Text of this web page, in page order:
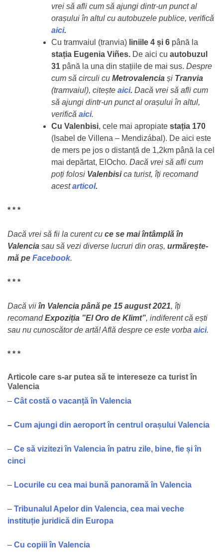
vrei să afli cum să ajungi dintr-un punct al
orașului în altul cu autobuzele publice, verifică
aici.
Cu tramvaiul (tranvia) liniile 4 și 6 până la
stația Eugenia Viñes. De aici cu autobuzul
31 până la una din stațiile de mai sus. Despre
cum să circuli cu Metrovalencia și Tranvia
(tramvaiul), citește aici. Dacă vrei să afli cum
să ajungi dintr-un punct al orașului în altul,
verifică aici.
Cu Valenbisi, cele mai apropiate stația 170
(Isabel de Villena – Mendizábal). De aici este
de mers pe jos o distanță de 1,2km până la cel
mai depărtat, ElOcho. Dacă vrei să afli cum
poți folosi Valenbisica turist, îți recomand
acestarticol.
* * *
Dacă vrei să fii la curent cu ce se mai întâmplă în
Valencia sau să vezi diverse lucruri din oraș, urmărește-
mă pe Facebook.
* * *
Dacă vii în Valencia până pe 15 august 2021, îți
recomandExpoziția ”El Oro de Klimt”, indiferent că ești
sau nu cunoscător de artă! Află despre ce este vorba aici.
* * *
Articole care s-ar putea să te intereseze ca turist în
Valencia
– Cât costă o vacanță în Valencia
– Cum ajungi din aeroport în centrul orașului Valencia
– Ce să vizitezi în Valencia în patru zile, bine, fie și în
cinci
– Locurile cu cea mai bună panoramă în Valencia
– Tribunalul Apelor din Valencia, cea mai veche
instituție juridică din Europa
– Cu copiii în Valencia